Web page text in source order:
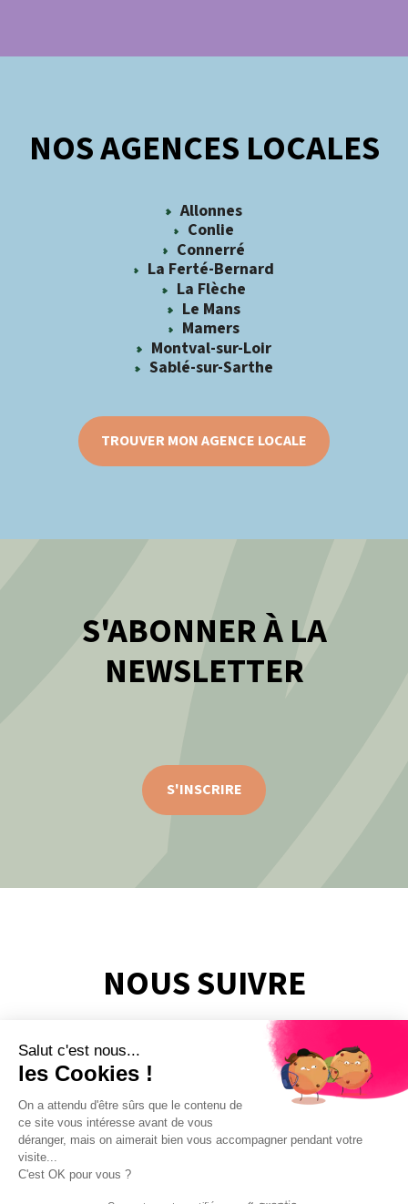
NOS AGENCES LOCALES
Allonnes
Conlie
Connerré
La Ferté-Bernard
La Flèche
Le Mans
Mamers
Montval-sur-Loir
Sablé-sur-Sarthe
TROUVER MON AGENCE LOCALE
S'ABONNER À LA
NEWSLETTER
S'INSCRIRE
NOUS SUIVRE
Salut c'est nous...
les Cookies !
On a attendu d'être sûrs que le contenu de
ce site vous intéresse avant de vous
déranger, mais on aimerait bien vous accompagner pendant votre
visite...
C'est OK pour vous ?